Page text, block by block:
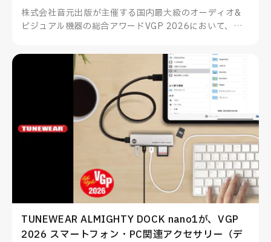
株式会社音元出版が主催する国内最大級のオーディオ&
ビジュアル機器の総合アワードVGP 2026において、
した4製品が部門賞金賞を受賞、その他多数製品も部門賞
を受賞いたしました。
TUNEWEAR ALMIGHTY DOCK nano1が、VGP
2026 スマートフォン・PC関連アクセサリー（デ